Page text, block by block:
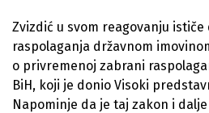
Zvizdić u svom reagovanju
raspolaganja državnom
o privremenoj zabrani
BiH, koji je donio Visoki
Napominje da je taj zakon i